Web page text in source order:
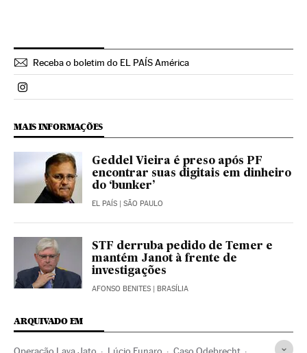
Receba o boletim do EL PAÍS América
Politica El País Brasil en Instagram
MAIS INFORMAÇÕES
Geddel Vieira é preso após PF
encontrar suas digitais em dinheiro
do ‘bunker’
EL PAÍS | SÃO PAULO
STF derruba pedido de Temer e
mantém Janot à frente de
investigações
AFONSO BENITES | BRASÍLIA
ARQUIVADO EM